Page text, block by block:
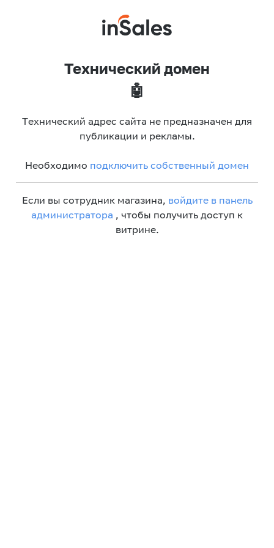
Технический домен
🤖
Технический адрес сайта не предназначен для
публикации и рекламы.
Необходимо подключить собственный домен
Если вы сотрудник магазина, войдите в панель
администратора , чтобы получить доступ к
витрине.